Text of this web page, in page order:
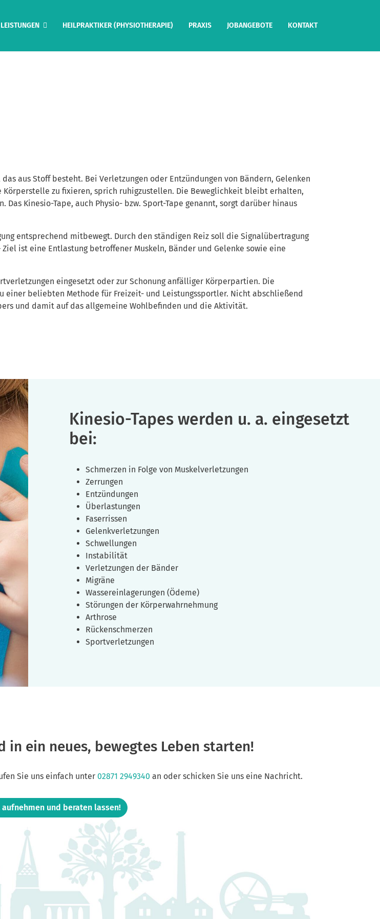
LEISTUNGEN HEILPRAKTIKER (PHYSIOTHERAPIE) PRAXIS JOBANGEBOTE KONTAKT
aus Stoff besteht. Bei Verletzungen oder Entzündungen von Bändern, Gelenken
zu fixieren, sprich ruhigzustellen. Die Beweglichkeit bleibt erhalten,
Kinesio-Tape, auch Physio- bzw. Sport-Tape genannt, sorgt darüber hinaus
entsprechend mitbewegt. Durch den ständigen Reiz soll die Signalübertragung
ist eine Entlastung betroffener Muskeln, Bänder und Gelenke sowie eine
eingesetzt oder zur Schonung anfälliger Körperpartien. Die
einer beliebten Methode für Freizeit- und Leistungssportler. Nicht abschließend
und damit auf das allgemeine Wohlbefinden und die Aktivität.
Kinesio-Tapes werden u. a. eingesetzt
bei:
Schmerzen in Folge von Muskelverletzungen
Zerrungen
Entzündungen
Überlastungen
Faserrissen
Gelenkverletzungen
Schwellungen
Instabilität
Verletzungen der Bänder
Migräne
Wassereinlagerungen (Ödeme)
Störungen der Körperwahrnehmung
Arthrose
Rückenschmerzen
Sportverletzungen
in ein neues, bewegtes Leben starten!
Sie uns einfach unter 02871 2949340 an oder schicken Sie uns eine Nachricht.
und beraten lassen!